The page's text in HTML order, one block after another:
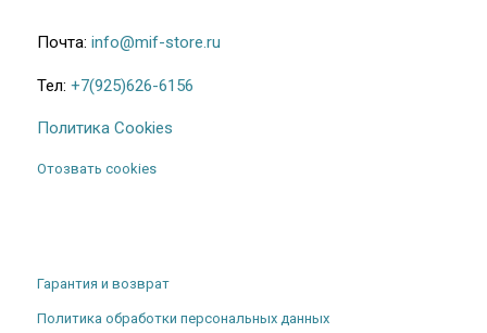
Почта: info@mif-store.ru
Тел: +7(925)626-6156
Политика Cookies
Отозвать cookies
Гарантия и возврат
Политика обработки персональных данных